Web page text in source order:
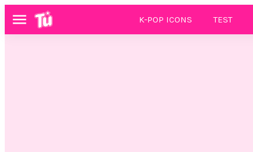
Menú K-POP ICONS TEST